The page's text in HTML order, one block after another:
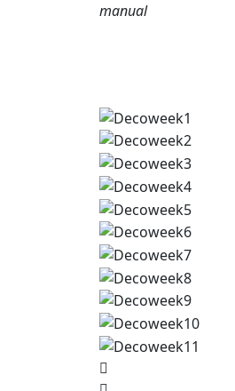
manual